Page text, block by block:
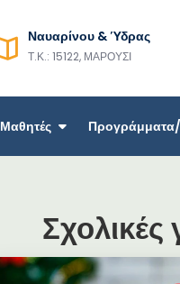
Ναυαρίνου & Ύδρας
Τ.Κ.: 15122, ΜΑΡΟΥΣΙ
Μαθητές
Σχολικές